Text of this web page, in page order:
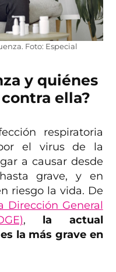
Foto: Especial
y quiénes
ella?
respiratoria
el virus de la
a causar desde
grave, y en
riesgo la vida. De
Dirección General
, la actual
la más grave en